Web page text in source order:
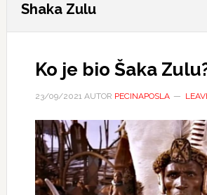
Shaka Zulu
Ko je bio Šaka
23/09/2021AUTOR PECINAPOSLA